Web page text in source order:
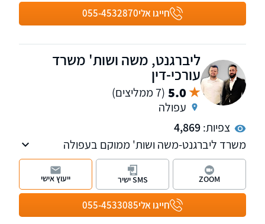
חייגו אלי055-4532870
ליברגנט, משה ושות' משרד
עורכי-דין
5.0 (7 ממליצים)
עפולה
צפיות:4,869
משרד ליברגנט-משה ושות' ממוקם בעפולה
ומספק שירותים משפטיים יוצאי דופן ללקוחות בכל
רחבי הארץ, ובאזור עפולה והעמקים בפרט.
המשרד עוסק במשפט אזרחי, דיני מקרקעין,
הוצאה לפועל, חדלות פירעון ומשפט מסחרי ועסקי.
עורכי הדין המיומנים שלנו בעלי היכרות מעמיקה
חייגו אלי055-4533085
ZOOM SMS ישיר ייעוץ אישי